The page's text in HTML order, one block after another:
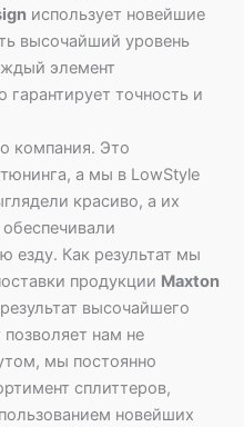
использует новейшие
высочайший уровень
элемент
гарантирует точность и
компания. Это
а мы в LowStyle
красиво, а их
езду. Как результат мы
продукции Maxton
высочайшего
нам не
мы постоянно
сплиттеров,
новейших